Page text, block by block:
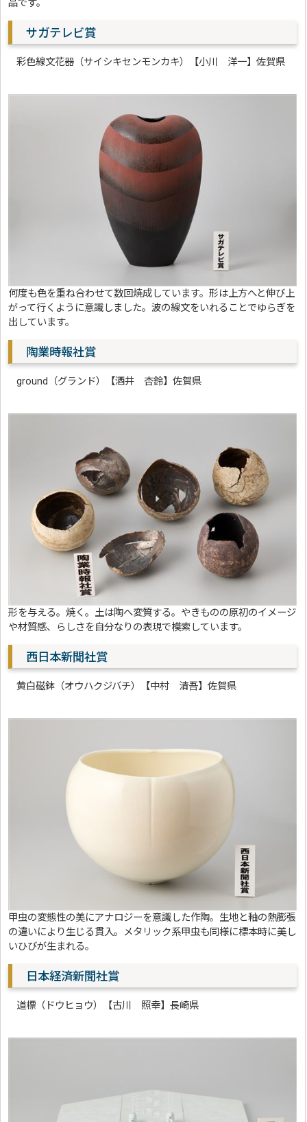
品です。
サガテレビ賞
彩色線文花器（サイシキセンモンカキ）【小川 洋一】佐賀県
何度も色を重ね合わせて数回焼成しています。形は上方へと伸び上
がって行くように意識しました。波の線文をいれることでゆらぎを
出しています。
陶業時報社賞
ground（グランド）【酒井 杏鈴】佐賀県
形を与える。焼く。土は陶へ変質する。やきものの原初のイメージ
や材質感、らしさを自分なりの表現で模索しています。
西日本新聞社賞
黄白磁鉢（オウハクジバチ）【中村 清吾】佐賀県
甲虫の変態性の美にアナロジーを意識した作陶。生地と釉の熱膨張
の違いにより生じる貫入。メタリック系甲虫も同様に標本時に美し
いひびが生まれる。
日本経済新聞社賞
道標（ドウヒョウ）【古川 照幸】長崎県